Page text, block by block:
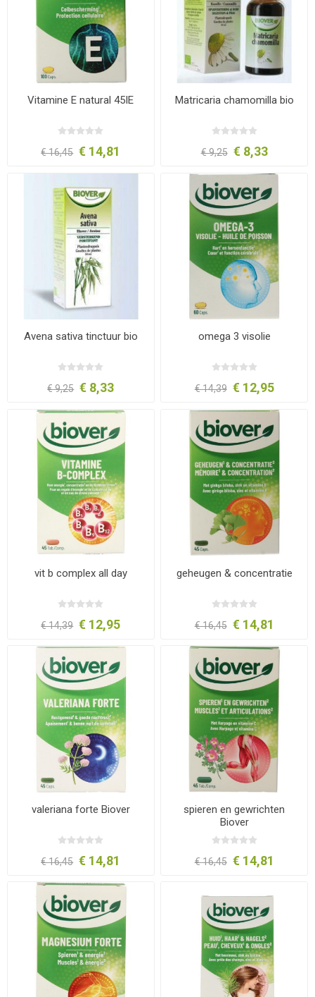
Vitamine E natural 45IE
€ 16,45 € 14,81
Matricaria chamomilla bio
€ 9,25 € 8,33
Avena sativa tinctuur bio
€ 9,25 € 8,33
omega 3 visolie
€ 14,39 € 12,95
vit b complex all day
€ 14,39 € 12,95
geheugen & concentratie
€ 16,45 € 14,81
valeriana forte Biover
€ 16,45 € 14,81
spieren en gewrichten
Biover
€ 16,45 € 14,81